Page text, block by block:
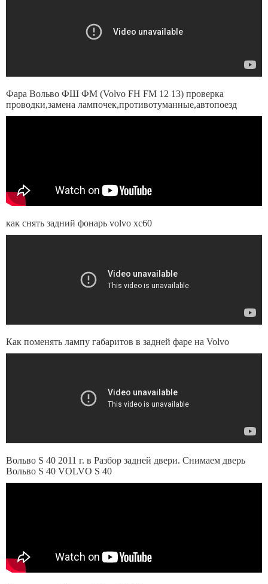
Фара Вольво ФШ ФМ (Volvo FH FM 12 13) проверка
проводки,замена лампочек,противотуманные,автопоезд
как снять задний фонарь volvo xc60
Как поменять лампу габаритов в задней фаре на Volvo
Вольво S 40 2011 г. в Разбор задней двери. Снимаем дверь
Вольво S 40 VOLVO S 40